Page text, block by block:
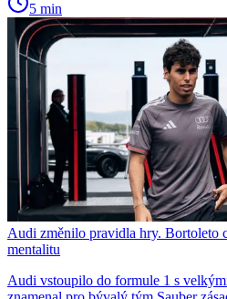
5 min
Audi změnilo pravidla hry. Bortoleto
mentalitu
Audi vstoupilo do formule 1 s